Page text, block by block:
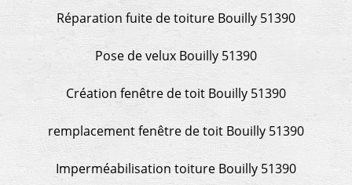
Réparation fuite de toiture Bouilly 51390
Pose de velux Bouilly 51390
Création fenêtre de toit Bouilly 51390
remplacement fenêtre de toit Bouilly 51390
Imperméabilisation toiture Bouilly 51390